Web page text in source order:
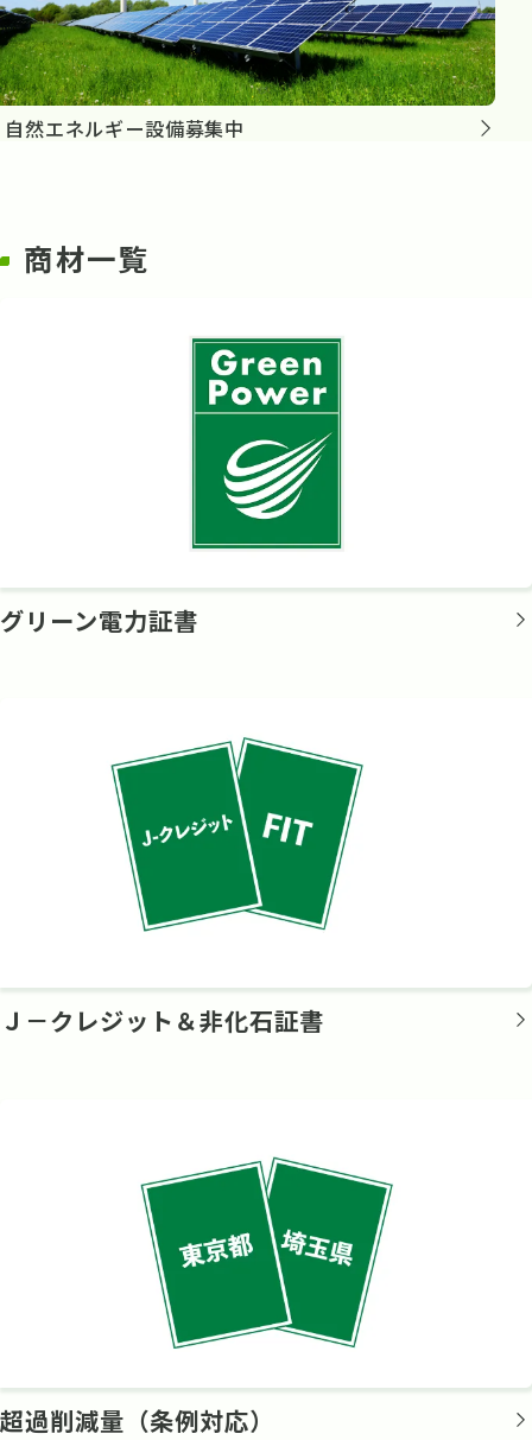
自然エネルギー設備募集中
商材一覧
グリーン電力証書
Ｊ－クレジット＆非化石証書
超過削減量（条例対応）